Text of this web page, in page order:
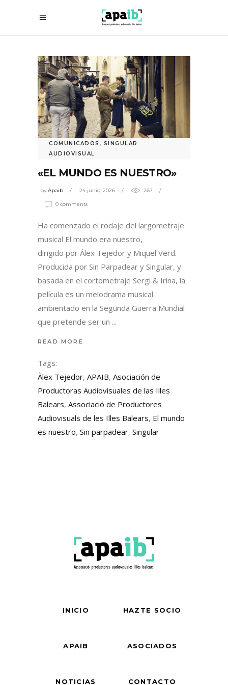
COMUNICADOS , SINGULAR
AUDIOVISUAL
«EL MUNDO ES NUESTRO»
byApaib 24 junio, 2026 267
0 comments
Ha comenzado el rodaje del largometraje
musical El mundo era nuestro,
dirigido por Álex Tejedor y Miquel Verd.
Producida por Sin Parpadear y Singular, y
basada en el cortometraje Sergi & Irina, la
película es un melodrama musical
ambientado en la Segunda Guerra Mundial
que pretende ser un
READ MORE
Tags:
Àlex Tejedor, APAIB, Asociación de
Productoras Audiovisuales de las Illes
Balears, Associació de Productores
Audiovisuals de les Illes Balears, El mundo
es nuestro, Sin parpadear, Singular
INICIO HAZTE SOCIO
APAIB ASOCIADOS
NOTICIAS CONTACTO